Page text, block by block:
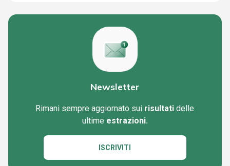
Newsletter
Rimani sempre aggiornato sui risultati delle
ultime estrazioni.
ISCRIVITI